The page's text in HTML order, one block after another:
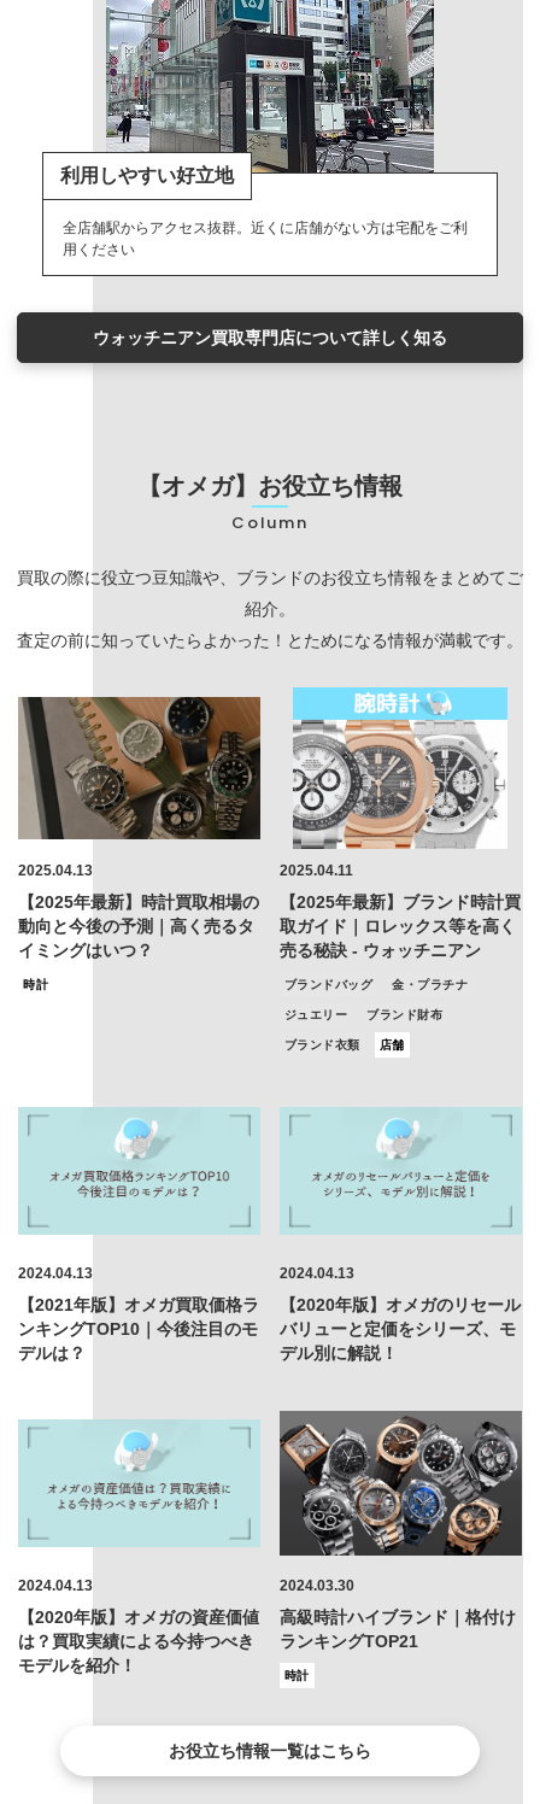
利用しやすい好立地
全店舗駅からアクセス抜群。近くに店舗がない方は宅配をご利
用ください
ウォッチニアン買取専門店について詳しく知る
【オメガ】お役立ち情報
Column
買取の際に役立つ豆知識や、ブランドのお役立ち情報をまとめてご
紹介。
査定の前に知っていたらよかった！とためになる情報が満載です。
2025.04.13
【2025年最新】時計買取相場の
動向と今後の予測｜高く売るタ
イミングはいつ？
時計
2025.04.11
【2025年最新】ブランド時計買
取ガイド｜ロレックス等を高く
売る秘訣 - ウォッチニアン
ブランドバッグ 金・プラチナ
ジュエリー ブランド財布
ブランド衣類 店舗
2024.04.13
【2021年版】オメガ買取価格ラ
ンキングTOP10｜今後注目のモ
デルは？
2024.04.13
【2020年版】オメガのリセール
バリューと定価をシリーズ、モ
デル別に解説！
2024.04.13
【2020年版】オメガの資産価値
は？買取実績による今持つべき
モデルを紹介！
2024.03.30
高級時計ハイブランド｜格付け
ランキングTOP21
時計
お役立ち情報一覧はこちら